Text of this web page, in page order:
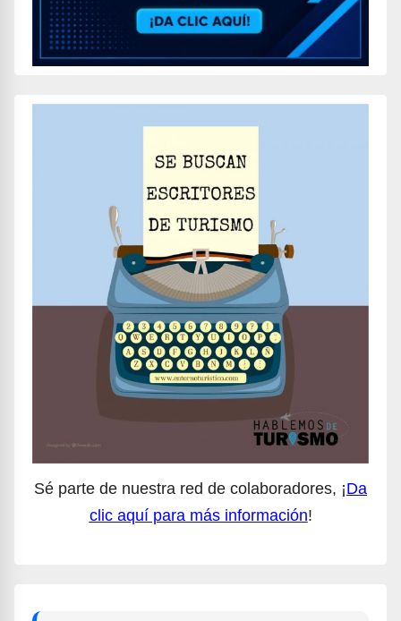
Sé parte de nuestra red de colaboradores, ¡Da
clic aquí para más información!